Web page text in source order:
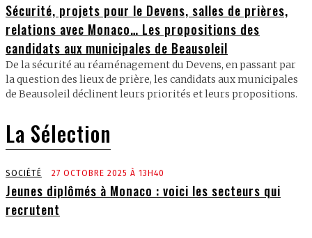
Sécurité, projets pour le Devens, salles de prières,
relations avec Monaco… Les propositions des
candidats aux municipales de Beausoleil
De la sécurité au réaménagement du Devens, en passant par
la question des lieux de prière, les candidats aux municipales
de Beausoleil déclinent leurs priorités et leurs propositions.
La Sélection
SOCIÉTÉ 27 OCTOBRE 2025 À 13H40
Jeunes diplômés à Monaco : voici les secteurs qui
recrutent